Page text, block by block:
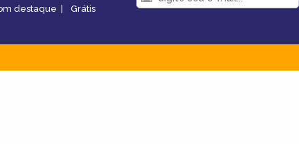
destaque | Grátis